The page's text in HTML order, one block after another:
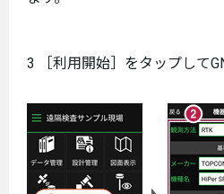
3 ［利用開始］をタップして